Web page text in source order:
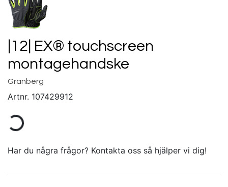
|12| EX® touchscreen
montagehandske
Granberg
Artnr. 107429912
Har du några frågor? Kontakta oss så hjälper vi dig!